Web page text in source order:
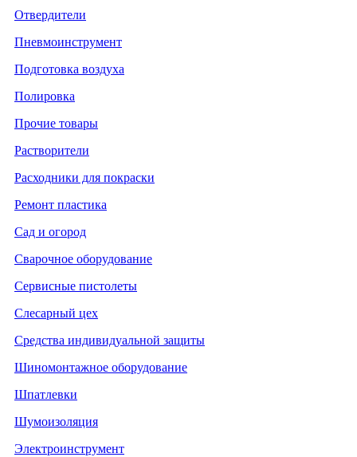
Отвердители
Пневмоинструмент
Подготовка воздуха
Полировка
Прочие товары
Растворители
Расходники для покраски
Ремонт пластика
Сад и огород
Сварочное оборудование
Сервисные пистолеты
Слесарный цех
Средства индивидуальной защиты
Шиномонтажное оборудование
Шпатлевки
Шумоизоляция
Электроинструмент